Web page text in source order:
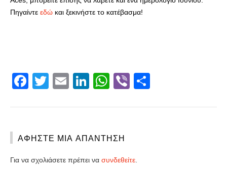
Πηγαίντε εδώ και ξεκινήστε το κατέβασμα!
Facebook
Twitter
EmailLinkedIn
WhatsApp
Viber
ΑΦΉΣΤΕ ΜΙΑ ΑΠΆΝΤΗΣΗ
Για να σχολιάσετε πρέπει να συνδεθείτε